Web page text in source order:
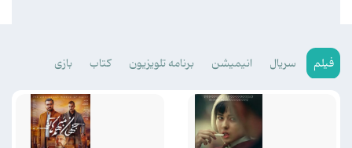
فیلم سریال انیمیشن برنامه تلویزیون کتاب بازی